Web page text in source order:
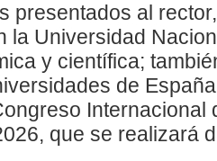
presentados al
la Universidad
y científica;
de
Internacional
que se realizará